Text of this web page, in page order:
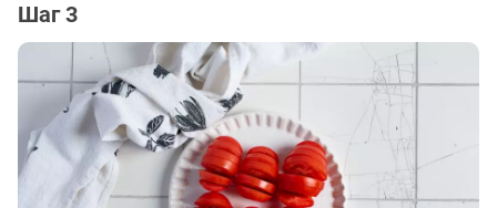
Шаг 3